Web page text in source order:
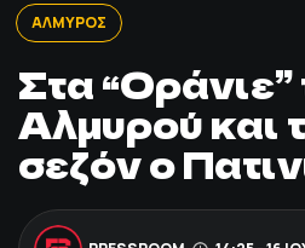
ΠΟΔΟΣΦΑΙΡΟ
ΑΛΛΑ ΣΠΟΡ
PRIME ZONE
ΕΠΙΚΑΙΡΟΤΗΤΑ
ΑΛΜΥΡΟΣ
Στα “Οράνιε”
Αλμυρού και
σεζόν ο